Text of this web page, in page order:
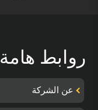
روابط هامة
عن الشركة